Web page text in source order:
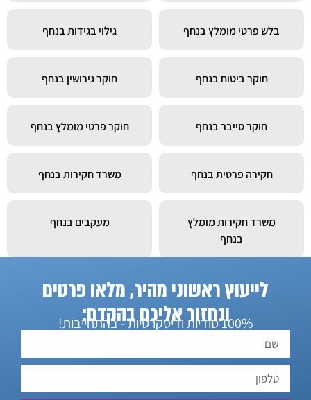
בלש פרטי מומלץ בנחף גילוי בגידות בנחף
חוקר ביטוח בנחף חוקר גירושין בנחף
חוקר סייבר בנחף חוקר פרטי מומלץ בנחף
חקירה פרטית בנחף משרד חקירות בנחף
משרד חקירות מומלץ
בנחף
מעקבים בנחף
חוקר פרטי בנחף
לייעוץ ראשוני מהיר, מלאו פרטים
ונחזור אליכם בהקדם:100% סודיות ודיסקרטיות - בהתחייבות!